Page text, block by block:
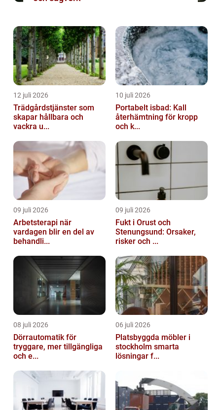
12 juli 2026
Trädgårdstjänster som
skapar hållbara och
vackra u...
10 juli 2026
Portabelt isbad: Kall
återhämtning för kropp
och k...
09 juli 2026
Arbetsterapi när
vardagen blir en del av
behandli...
09 juli 2026
Fukt i Orust och
Stenungsund: Orsaker,
risker och ...
08 juli 2026
Dörrautomatik för
tryggare, mer tillgängliga
och e...
06 juli 2026
Platsbyggda möbler i
stockholm smarta
lösningar f...